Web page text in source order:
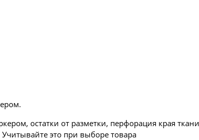
остатки от разметки, перфорация края
это при выборе товара